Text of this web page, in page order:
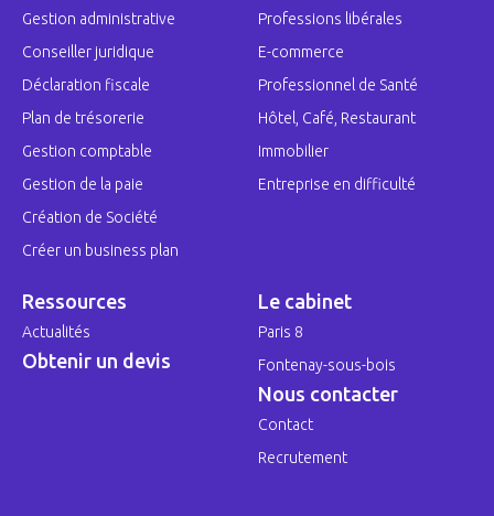
Gestion administrative
Conseiller juridique
Déclaration fiscale
Plan de trésorerie
Gestion comptable
Gestion de la paie
Création de Société
Créer un business plan
Professions libérales
E-commerce
Professionnel de Santé
Hôtel, Café, Restaurant
Immobilier
Entreprise en difficulté
Ressources
Actualités
Obtenir un devis
Le cabinet
Paris 8
Fontenay-sous-bois
Nous contacter
Contact
Recrutement